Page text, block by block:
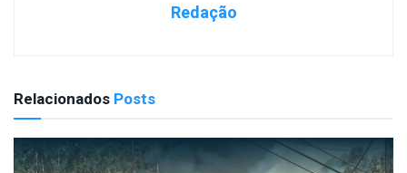
Redação
Relacionados Posts